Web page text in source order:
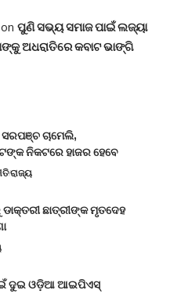
on ପୁଣି ସଭ୍ୟ ସମାଜ ପାଇଁ ଲଜ୍ୟା
ଅଧରାତିରେ କବାଟ ଭାଙ୍ଗି
ଚାମେଲି,
ନିକଟରେ ହାଜର ହେବେ
ରାଜ୍ୟ
ଡାକ୍ତରୀ ଛାତ୍ରୀଙ୍କ ମୃତଦେହ
ଦୁଇ ଓଡ଼ିଆ ଆଇପିଏସ୍